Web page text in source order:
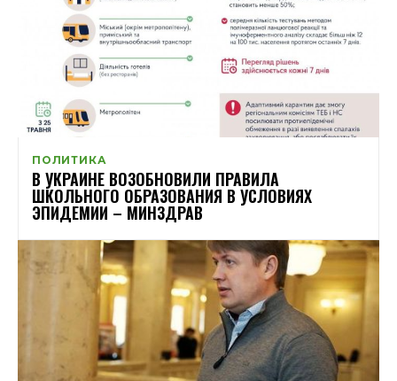
ПОЛИТИКА
В УКРАИНЕ ВОЗОБНОВИЛИ ПРАВИЛА
ШКОЛЬНОГО ОБРАЗОВАНИЯ В УСЛОВИЯХ
ЭПИДЕМИИ – МИНЗДРАВ